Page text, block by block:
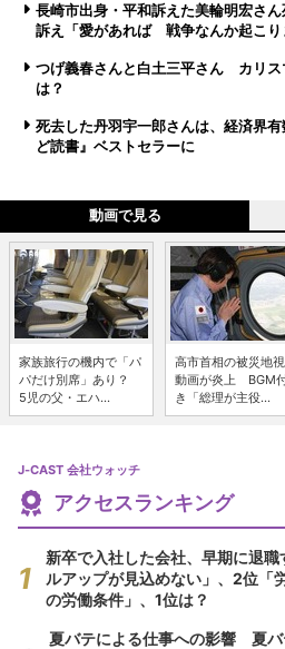
長崎市出身・平和訴えた美輪明宏さ
訴え「愛があれば 戦争なんか起こり
つげ義春さんと白土三平さん カリス
は？
死去した丹羽宇一郎さんは、経済界
ど読書』ベストセラーに
動画で見る
家族旅行の機内で「パ
パだけ別席」あり？
5児の父・エハ...
高市首相の被災地
動画が炎上 BGM
き「総理が主役...
J-CAST 会社ウォッチ
アクセスランキング
新卒で入社した会社、早期に退
ルアップが見込めない」、2位「
の労働条件」、1位は？
夏バテによる仕事への影響 夏バ